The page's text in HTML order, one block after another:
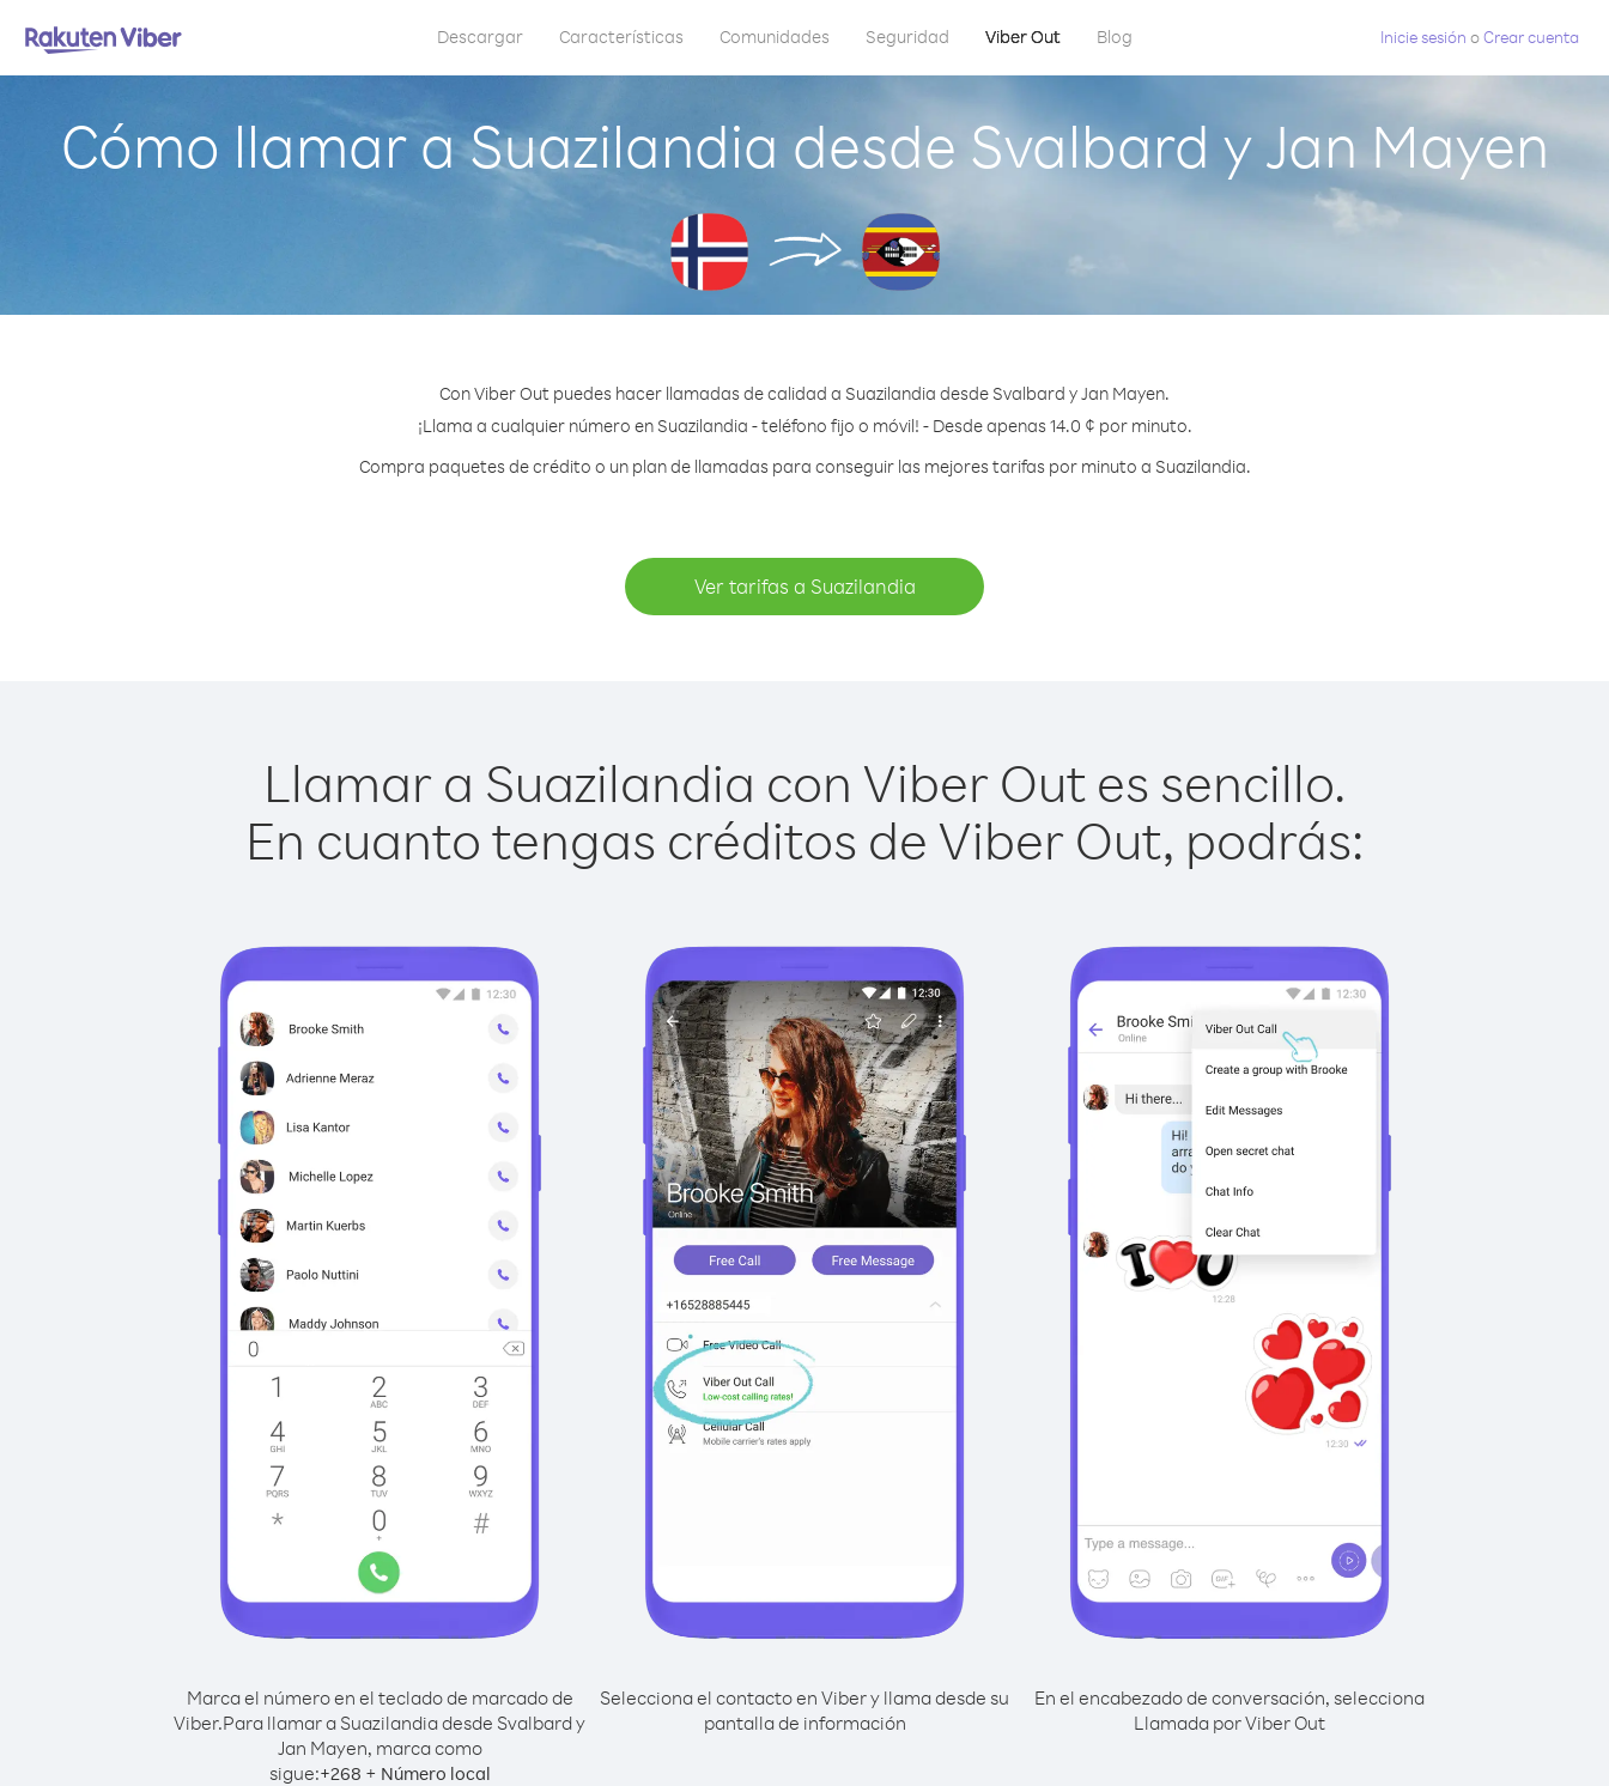
Descargar Características Comunidades Seguridad Viber Out Blog Inicie sesión oCrear cuenta
Cómo llamar a Suazilandia desde Svalbard y Jan Mayen
Con Viber Out puedes hacer llamadas de calidad a Suazilandia desde Svalbard y Jan Mayen.
¡Llama a cualquier número en Suazilandia - teléfono fijo o móvil! - Desde apenas 14.0 ¢ por minuto.
Compra paquetes de crédito o un plan de llamadas para conseguir las mejores tarifas por minuto a Suazilandia.
Ver tarifas a Suazilandia
Llamar a Suazilandia con Viber Out es sencillo.
En cuanto tengas créditos de Viber Out, podrás:
Marca el número en el teclado de marcado de
Viber.Para llamar a Suazilandia desde Svalbard y
Jan Mayen, marca como
sigue:+268 + Número local
Selecciona el contacto en Viber y llama desde su
pantalla de información
En el encabezado de conversación, selecciona
Llamada por Viber Out